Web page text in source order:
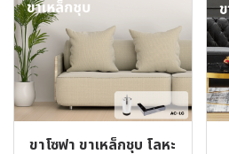
ขาโซฟา ขาเหล็กชุบ โลหะ